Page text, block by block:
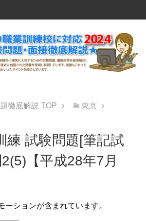
徹底解説 TOP 東京
練 試験問題[筆記試
【平成28年7月
ションが含まれています。